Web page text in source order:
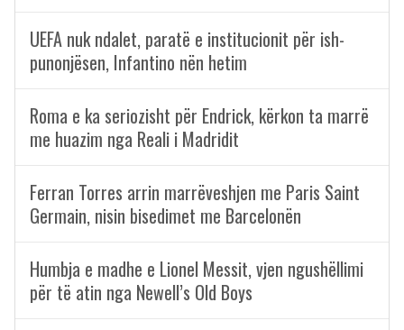
UEFA nuk ndalet, paratë e institucionit për ish-
punonjësen, Infantino nën hetim
Roma e ka seriozisht për Endrick, kërkon ta marrë
me huazim nga Reali i Madridit
Ferran Torres arrin marrëveshjen me Paris Saint
Germain, nisin bisedimet me Barcelonën
Humbja e madhe e Lionel Messit, vjen ngushëllimi
për të atin nga Newell’s Old Boys